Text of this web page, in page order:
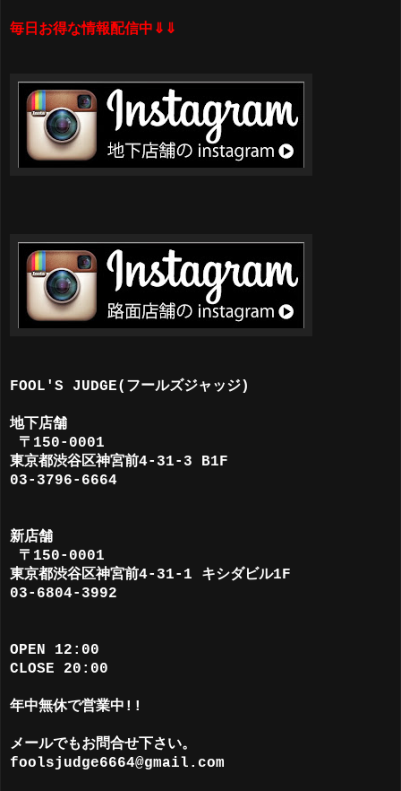
毎日お得な情報配信中⇓⇓
FOOL'S JUDGE(フールズジャッジ)
地下店舗
〒150-0001
東京都渋谷区神宮前4-31-3 B1F
03-3796-6664
新店舗
〒150-0001
東京都渋谷区神宮前4-31-1 キシダビル1F
03-6804-3992
OPEN 12:00
CLOSE 20:00
年中無休で営業中!!
メールでもお問合せ下さい。
foolsjudge6664@gmail.com